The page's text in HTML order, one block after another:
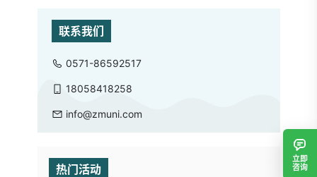
联系我们
0571-86592517
18058418258
info@zmuni.com
热门活动
立即
咨询